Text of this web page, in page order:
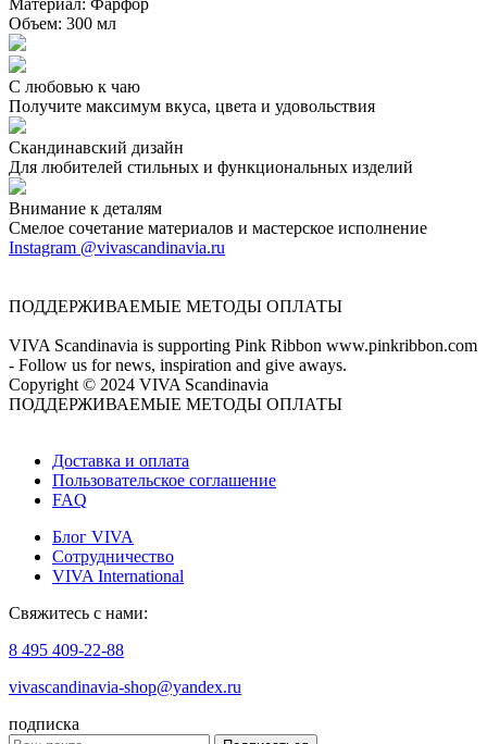
Объем: 300 мл
С любовью к чаю
Получите максимум вкуса, цвета и удовольствия
Скандинавский дизайн
Для любителей стильных и функциональных изделий
Внимание к деталям
Смелое сочетание материалов и мастерское исполнение
Instagram @vivascandinavia.ru
ПОДДЕРЖИВАЕМЫЕ МЕТОДЫ ОПЛАТЫ
VIVA Scandinavia is supporting Pink Ribbon www.pinkribbon.com
- Follow us for news, inspiration and give aways.
Copyright © 2024 VIVA Scandinavia
ПОДДЕРЖИВАЕМЫЕ МЕТОДЫ ОПЛАТЫ
Доставка и оплата
Пользовательское соглашение
FAQ
Блог VIVA
Сотрудничество
VIVA International
Свяжитесь с нами:
8 495 409-22-88
vivascandinavia-shop@yandex.ru
подписка